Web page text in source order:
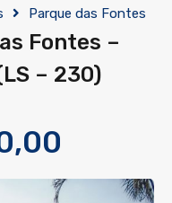
Parque das Fontes
Fontes –
– 230)